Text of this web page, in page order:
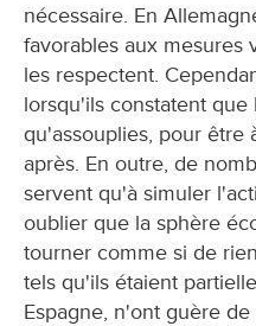
nécessaire. En
favorables aux mesures
les respectent.
lorsqu'ils constatent
qu'assouplies, pour être
après. En outre, de
servent qu'à simuler
oublier que la sphère
tourner comme si de
tels qu'ils étaient
Espagne, n'ont guère